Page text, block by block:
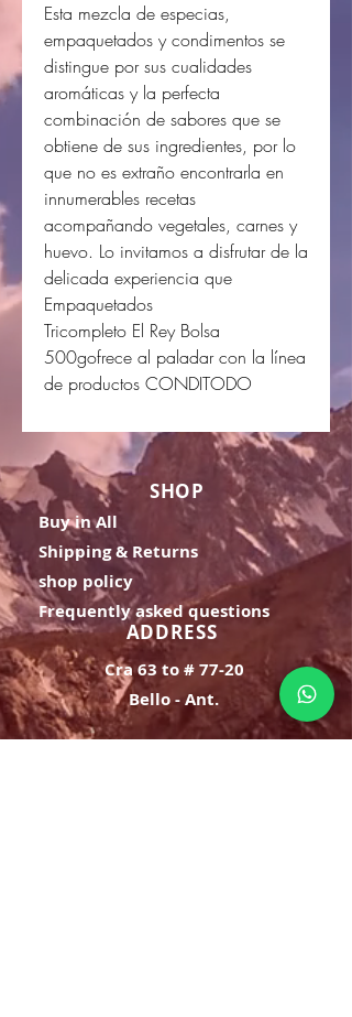
Esta mezcla de especias,
empaquetados y condimentos se
distingue por sus cualidades
aromáticas y la perfecta
combinación de sabores que se
obtiene de sus ingredientes, por lo
que no es extraño encontrarla en
innumerables recetas
acompañando vegetales, carnes y
huevo. Lo invitamos a disfrutar de la
delicada experiencia que
Empaquetados
Tricompleto El Rey Bolsa
500gofrece al paladar con la línea
de productos CONDITODO
SHOP
Buy in All
Shipping & Returns
shop policy
Frequently asked questions
ADDRESS
Cra 63 to # 77-20
Bello - Ant.